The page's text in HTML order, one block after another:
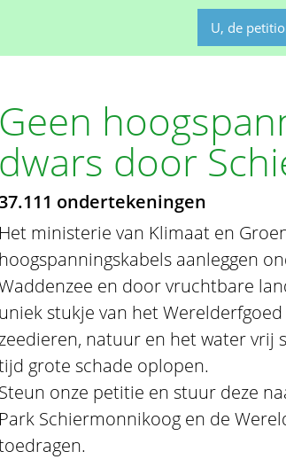
U, de
Geen
dwars door
ondertekeningen
Het ministerie van Klimaat en
hoogspanningskabels aanleggen
en door vruchtbare
uniek stukje van het
natuur en het water vrij
grote schade oplopen.
Steun onze petitie en stuur deze
Park Schiermonnikoog en de